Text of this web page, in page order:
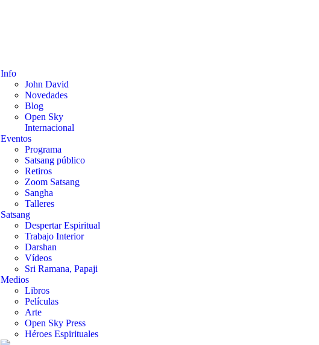
Info
John David
Novedades
Blog
Open Sky
Internacional
Eventos
Programa
Satsang público
Retiros
Zoom Satsang
Sangha
Talleres
Satsang
Despertar Espiritual
Trabajo Interior
Darshan
Vídeos
Sri Ramana, Papaji
Medios
Libros
Películas
Arte
Open Sky Press
Héroes Espirituales